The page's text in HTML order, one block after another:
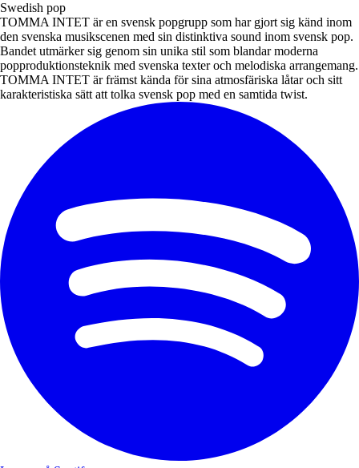
Swedish pop
TOMMA INTET är en svensk popgrupp som har gjort sig känd inom
den svenska musikscenen med sin distinktiva sound inom svensk pop.
Bandet utmärker sig genom sin unika stil som blandar moderna
popproduktionsteknik med svenska texter och melodiska arrangemang.
TOMMA INTET är främst kända för sina atmosfäriska låtar och sitt
karakteristiska sätt att tolka svensk pop med en samtida twist.